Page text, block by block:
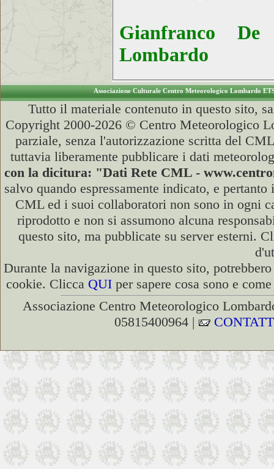
Gianfranco
Lombardo
Associazione Culturale Centro Meteorologico Lombardo
Tutto il materiale contenuto in questo sito,
Copyright 2000-2026 © Centro Meteorologico
parziale, senza l'autorizzazione scritta del
tuttavia liberamente pubblicare i dati
con la dicitura: "Dati Rete CML -
salvo quando espressamente indicato, e
CML ed i suoi collaboratori non sono in ogni
riprodotto e non si assumono alcuna
questo sito, ma pubblicate su server esterni.
Durante la navigazione in questo sito,
cookie. Clicca QUI per sapere cosa sono e
Associazione Centro Meteorologico
05815400964 |